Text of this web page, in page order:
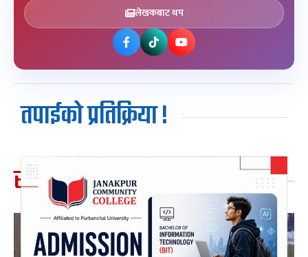
लेखकबाट थप
तपाईको प्रतिक्रिया !
सम्बन्धित खबर